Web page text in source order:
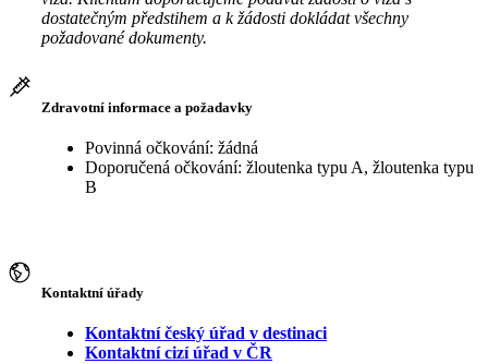
dostatečným předstihem a k žádosti dokládat všechny
požadované dokumenty.
Zdravotní informace a požadavky
Povinná očkování: žádná
Doporučená očkování: žloutenka typu A, žloutenka typu
B
Kontaktní úřady
Kontaktní český úřad v destinaci
Kontaktní cizí úřad v ČR